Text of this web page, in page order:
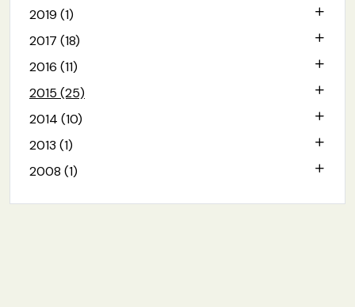
2019 (1)
2017 (18)
2016 (11)
2015 (25)
2014 (10)
2013 (1)
2008 (1)